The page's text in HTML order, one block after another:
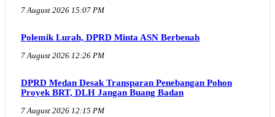
7 August 2026 15:07 PM
Polemik Lurah, DPRD Minta ASN Berbenah
7 August 2026 12:26 PM
DPRD Medan Desak Transparan Penebangan Pohon
Proyek BRT, DLH Jangan Buang Badan
7 August 2026 12:15 PM